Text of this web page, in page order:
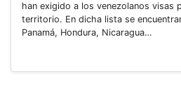
han exigido a los venezolanos visas
territorio. En dicha lista se
Panamá, Hondura, Nicaragua…